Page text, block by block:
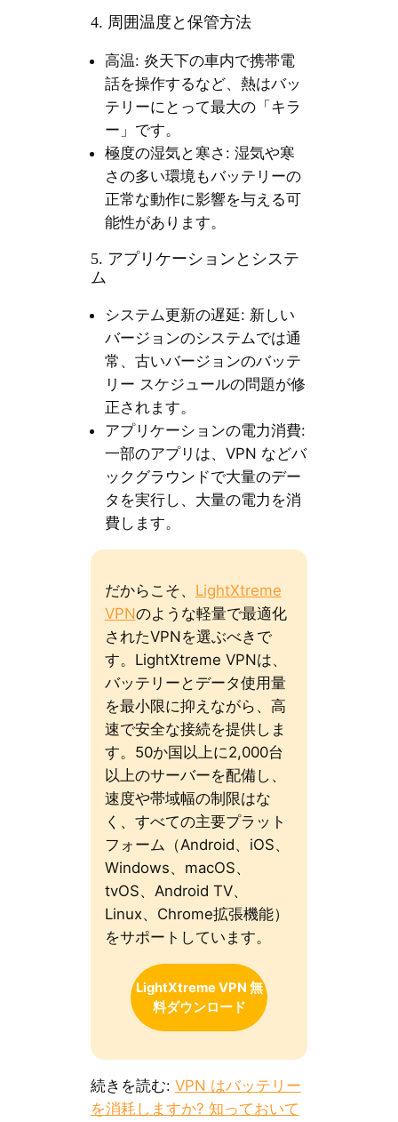
4. 周囲温度と保管方法
高温: 炎天下の車内で携帯電
話を操作するなど、熱はバッ
テリーにとって最大の「キラ
ー」です。
極度の湿気と寒さ: 湿気や寒
さの多い環境もバッテリーの
正常な動作に影響を与える可
能性があります。
5. アプリケーションとシステ
ム
システム更新の遅延: 新しい
バージョンのシステムでは通
常、古いバージョンのバッテ
リー スケジュールの問題が修
正されます。
アプリケーションの電力消費:
一部のアプリは、VPN などバ
ックグラウンドで大量のデー
タを実行し、大量の電力を消
費します。
だからこそ、 LightXtreme
VPNのような軽量で最適化
されたVPNを選ぶべきで
す。LightXtreme VPNは、
バッテリーとデータ使用量
を最小限に抑えながら、高
速で安全な接続を提供しま
す。50か国以上に2,000台
以上のサーバーを配備し、
速度や帯域幅の制限はな
く、すべての主要プラット
フォーム（Android、iOS、
Windows、macOS、
tvOS、Android TV、
Linux、Chrome拡張機能）
をサポートしています。
LightXtreme VPN 無
料ダウンロード
続きを読む: VPN はバッテリー
を消耗しますか? 知っておいて